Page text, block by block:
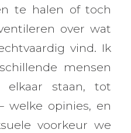
te halen of toch
over wat
vind. Ik
mensen
staan, tot
welke opinies, en
voorkeur we